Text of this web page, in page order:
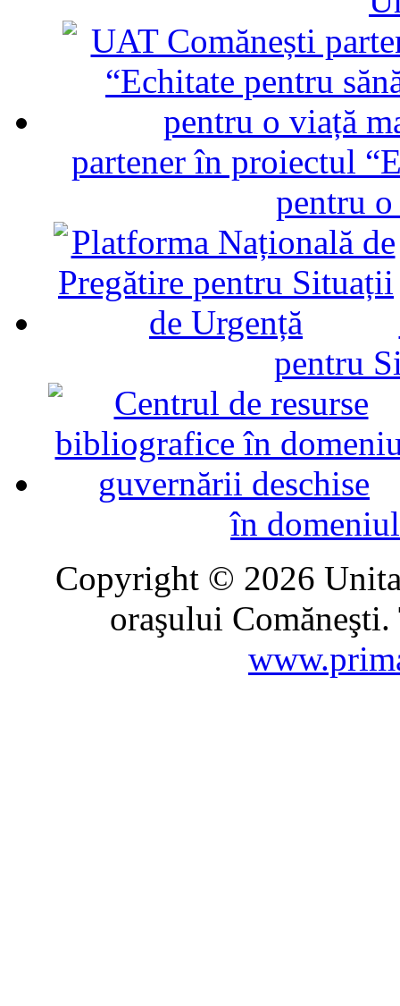
partener în proiectul
pentru
pentru
în
Copyright © 2026
oraşului